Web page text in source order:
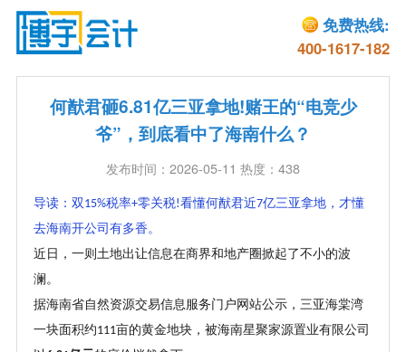
免费热线:
400-1617-182
何猷君砸6.81亿三亚拿地!赌王的“电竞少
爷”，到底看中了海南什么？
发布时间：2026-05-11 热度：438
导读：双15%税率+零关税!看懂何猷君近7亿三亚拿地，才懂
去海南开公司有多香。
近日，一则土地出让信息在商界和地产圈掀起了不小的波
澜。
据海南省自然资源交易信息服务门户网站公示，三亚海棠湾
一块面积约111亩的黄金地块，被海南星聚家源置业有限公司